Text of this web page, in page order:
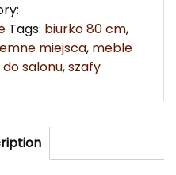
Tags: biurko 80 cm,
miejsca, meble
salonu,szafy